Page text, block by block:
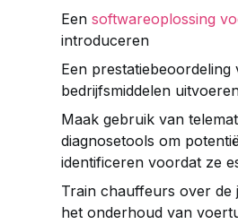
Een softwareoplossing
introduceren
Een prestatiebeoordeling
bedrijfsmiddelen
Maak gebruik van
diagnosetools om
identificeren voordat ze
Train chauffeurs over de
het onderhoud van